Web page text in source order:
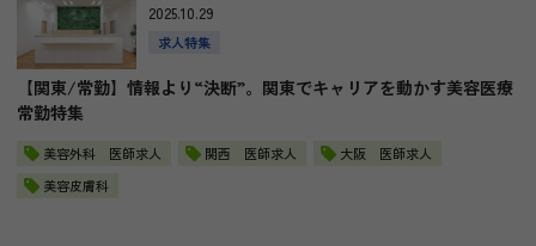
2025.10.29
求人特集
【関東/常勤】情報より“決断”。関東でキャリアを動かす美容医療
常勤特集
美容外科 医師求人 関西 医師求人
大阪 医師求人
美容皮膚科